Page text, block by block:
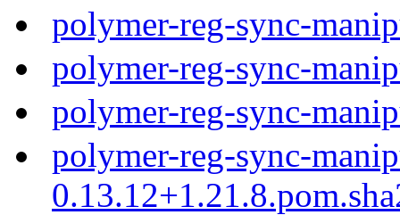
polymer-reg-sync-
polymer-reg-sync-
polymer-reg-sync-
polymer-reg-sync-